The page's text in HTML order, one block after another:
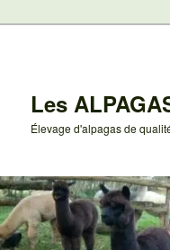
Les
Élevage d'alpagas de